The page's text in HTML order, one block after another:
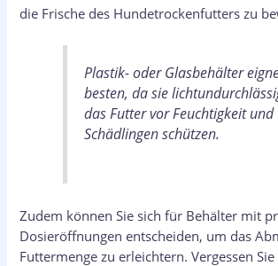
die Frische des Hundetrockenfutters zu
Plastik- oder Glasbehälter
besten, da sie
das Futter vor Feuchtigkeit und
Schädlingen schützen.
Zudem können Sie sich für Behälter mit
Dosieröffnungen entscheiden, um das
Futtermenge zu erleichtern. Vergessen